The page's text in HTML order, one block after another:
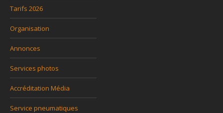
Tarifs 2026
Organisation
Annonces
Services photos
Accréditation Média
Service pneumatiques